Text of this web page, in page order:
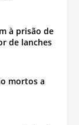
à prisão de
de lanches
mortos a